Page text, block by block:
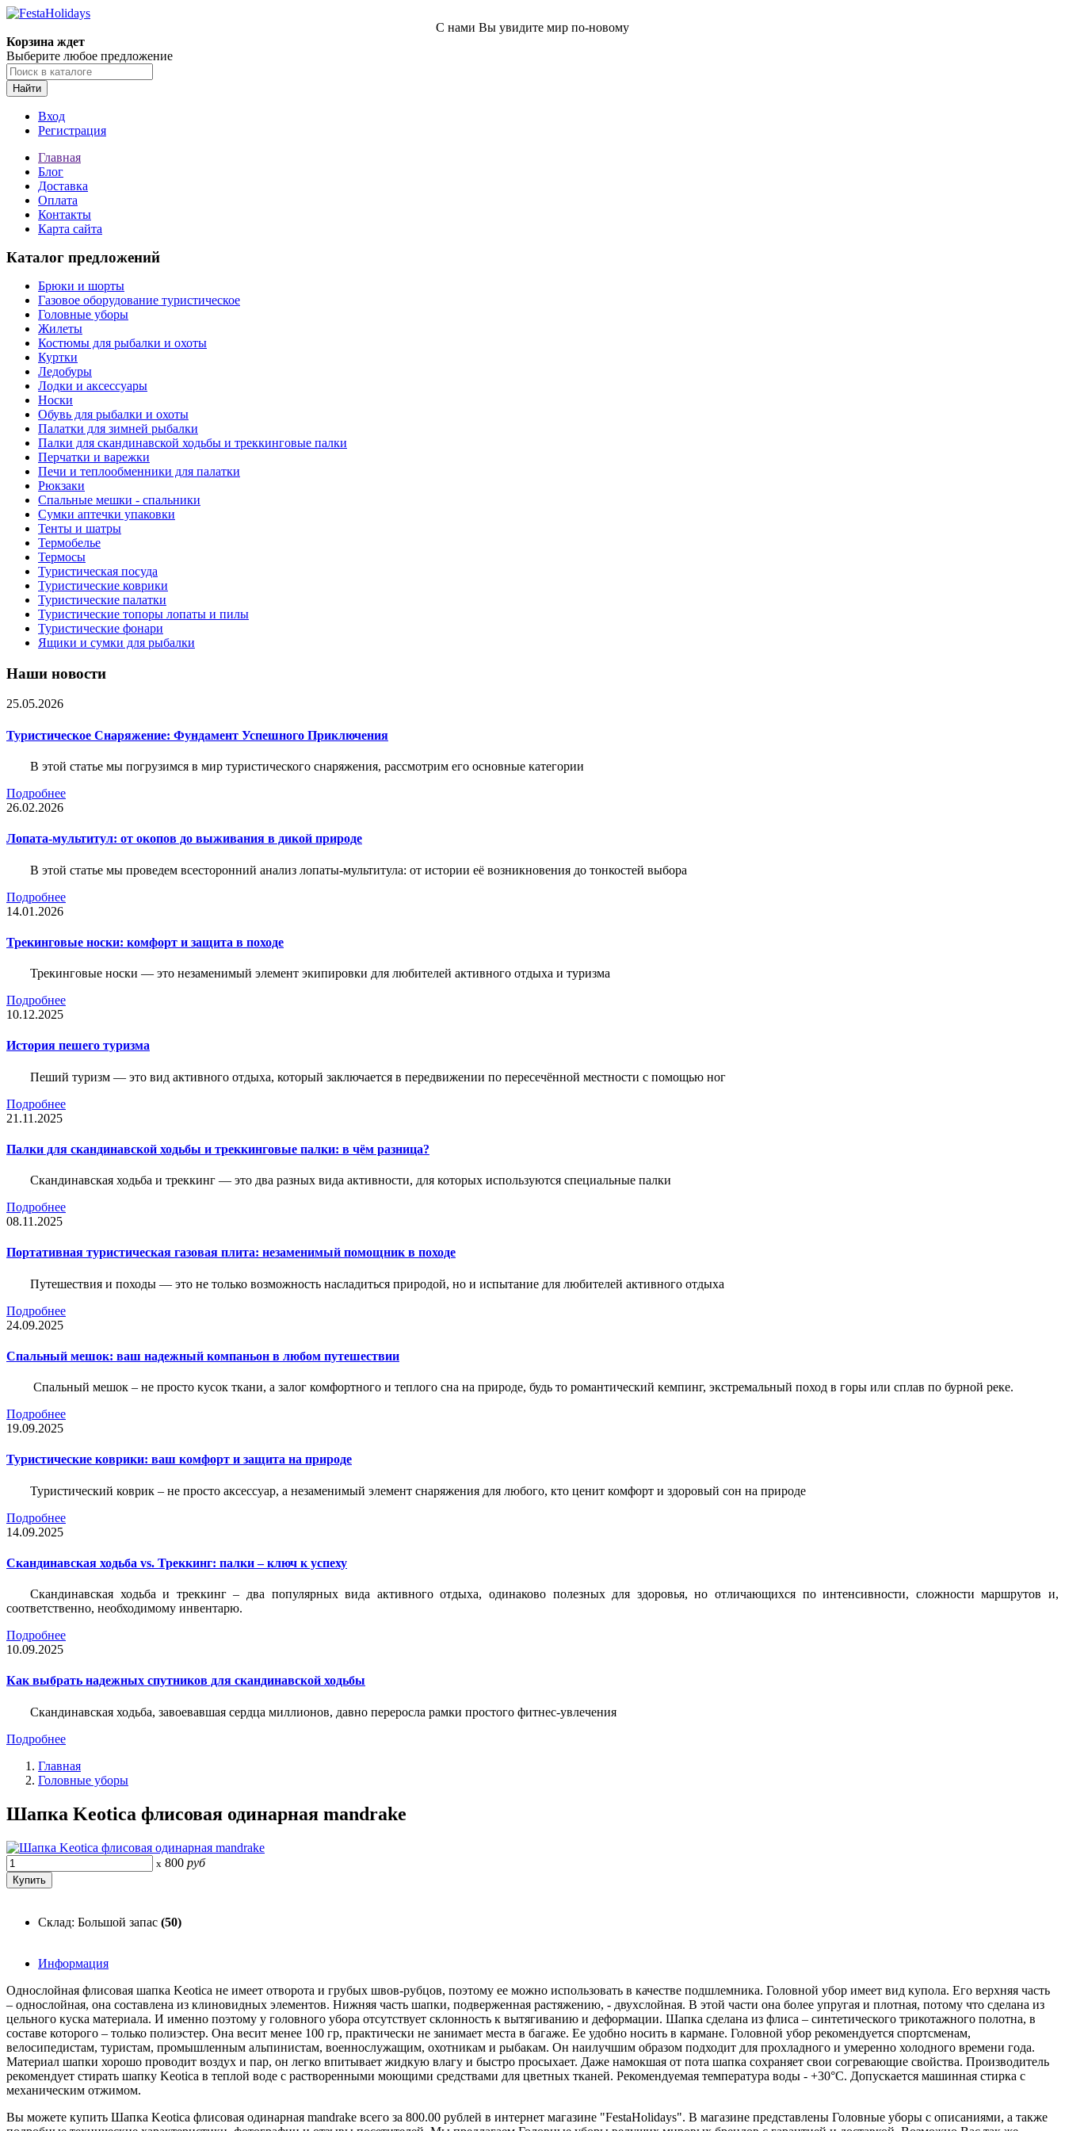
С нами Вы увидите мир по-новому
Корзина ждет
Выберите любое предложение
Найти
Вход
Регистрация
Главная
Блог
Доставка
Оплата
Контакты
Карта сайта
Каталог предложений
Брюки и шорты
Газовое оборудование туристическое
Головные уборы
Жилеты
Костюмы для рыбалки и охоты
Куртки
Ледобуры
Лодки и аксессуары
Носки
Обувь для рыбалки и охоты
Палатки для зимней рыбалки
Палки для скандинавской ходьбы и треккинговые палки
Перчатки и варежки
Печи и теплообменники для палатки
Рюкзаки
Спальные мешки - спальники
Сумки аптечки упаковки
Тенты и шатры
Термобелье
Термосы
Туристическая посуда
Туристические коврики
Туристические палатки
Туристические топоры лопаты и пилы
Туристические фонари
Ящики и сумки для рыбалки
Наши новости
25.05.2026
Туристическое Снаряжение: Фундамент Успешного Приключения
В этой статье мы погрузимся в мир туристического снаряжения, рассмотрим его основные категории
Подробнее
26.02.2026
Лопата-мультитул: от окопов до выживания в дикой природе
В этой статье мы проведем всесторонний анализ лопаты-мультитула: от истории её возникновения до тонкостей выбора
Подробнее
14.01.2026
Трекинговые носки: комфорт и защита в походе
Трекинговые носки — это незаменимый элемент экипировки для любителей активного отдыха и туризма
Подробнее
10.12.2025
История пешего туризма
Пеший туризм — это вид активного отдыха, который заключается в передвижении по пересечённой местности с помощью ног
Подробнее
21.11.2025
Палки для скандинавской ходьбы и треккинговые палки: в чём разница?
Скандинавская ходьба и треккинг — это два разных вида активности, для которых используются специальные палки
Подробнее
08.11.2025
Портативная туристическая газовая плита: незаменимый помощник в походе
Путешествия и походы — это не только возможность насладиться природой, но и испытание для любителей активного отдыха
Подробнее
24.09.2025
Спальный мешок: ваш надежный компаньон в любом путешествии
Спальный мешок – не просто кусок ткани, а залог комфортного и теплого сна на природе, будь то романтический кемпинг, экстремальный поход в горы или сплав по бурной реке.
Подробнее
19.09.2025
Туристические коврики: ваш комфорт и защита на природе
Туристический коврик – не просто аксессуар, а незаменимый элемент снаряжения для любого, кто ценит комфорт и здоровый сон на природе
Подробнее
14.09.2025
Скандинавская ходьба vs. Треккинг: палки – ключ к успеху
Скандинавская ходьба и треккинг – два популярных вида активного отдыха, одинаково полезных для здоровья, но отличающихся по интенсивности, сложности маршрутов и,
соответственно, необходимому инвентарю.
Подробнее
10.09.2025
Как выбрать надежных спутников для скандинавской ходьбы
Скандинавская ходьба, завоевавшая сердца миллионов, давно переросла рамки простого фитнес-увлечения
Подробнее
Главная
Головные уборы
Шапка Keotica флисовая одинарная mandrake
x 800 руб
Склад: Большой запас (50)
Информация
Однослойная флисовая шапка Keotica не имеет отворота и грубых швов-рубцов, поэтому ее можно использовать в качестве подшлемника. Головной убор имеет вид купола. Его верхняя часть
– однослойная, она составлена из клиновидных элементов. Нижняя часть шапки, подверженная растяжению, - двухслойная. В этой части она более упругая и плотная, потому что сделана из
цельного куска материала. И именно поэтому у головного убора отсутствует склонность к вытягиванию и деформации. Шапка сделана из флиса – синтетического трикотажного полотна, в
составе которого – только полиэстер. Она весит менее 100 гр, практически не занимает места в багаже. Ее удобно носить в кармане. Головной убор рекомендуется спортсменам,
велосипедистам, туристам, промышленным альпинистам, военнослужащим, охотникам и рыбакам. Он наилучшим образом подходит для прохладного и умеренно холодного времени года.
Материал шапки хорошо проводит воздух и пар, он легко впитывает жидкую влагу и быстро просыхает. Даже намокшая от пота шапка сохраняет свои согревающие свойства. Производитель
рекомендует стирать шапку Keotica в теплой воде с растворенными моющими средствами для цветных тканей. Рекомендуемая температура воды - +30°С. Допускается машинная стирка с
механическим отжимом.
Вы можете купить Шапка Keotica флисовая одинарная mandrake всего за 800.00 рублей в интернет магазине "FestaHolidays". В магазине представлены Головные уборы с описаниями, а также